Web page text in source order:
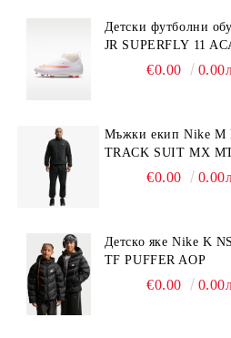
Детски футболни
JR SUPERFLY 11
€0.00
Мъжки екип Nike M
TRACK SUIT MX
€0.00
Детско яке Nike K
TF PUFFER AOP
€0.00